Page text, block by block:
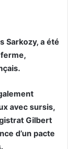
Sarkozy, a été
avec sursis,
Gilbert
d’un pacte